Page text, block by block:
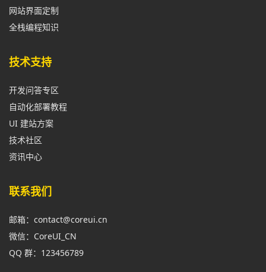
网站界面定制
全栈编程知识
技术支持
开发问答专区
自动化部署教程
UI 建站方案
技术社区
资讯中心
联系我们
邮箱：contact@coreui.cn
微信：CoreUI_CN
QQ 群：123456789